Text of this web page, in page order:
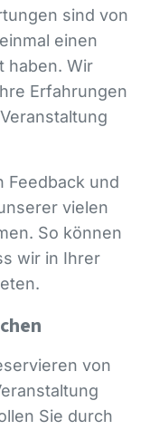
sind von
einen
haben. Wir
Erfahrungen
Feedback und
vielen
So können
wir in Ihrer
von
Sie durch